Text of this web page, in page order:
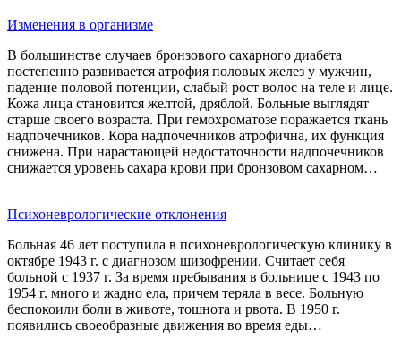
Изменения в организме
В большинстве случаев бронзового сахарного диабета
постепенно развивается атрофия половых желез у мужчин,
падение половой потенции, слабый рост волос на теле и лице.
Кожа лица становится желтой, дряблой. Больные выглядят
старше своего возраста. При гемохроматозе поражается ткань
надпочечников. Кора надпочечников атрофична, их функция
снижена. При нарастающей недостаточности надпочечников
снижается уровень сахара крови при бронзовом сахарном…
Психоневрологические отклонения
Больная 46 лет поступила в психоневрологическую клинику в
октябре 1943 г. с диагнозом шизофрении. Считает себя
больной с 1937 г. За время пребывания в больнице с 1943 по
1954 г. много и жадно ела, причем теряла в весе. Больную
беспокоили боли в животе, тошнота и рвота. В 1950 г.
появились своеобразные движения во время еды…